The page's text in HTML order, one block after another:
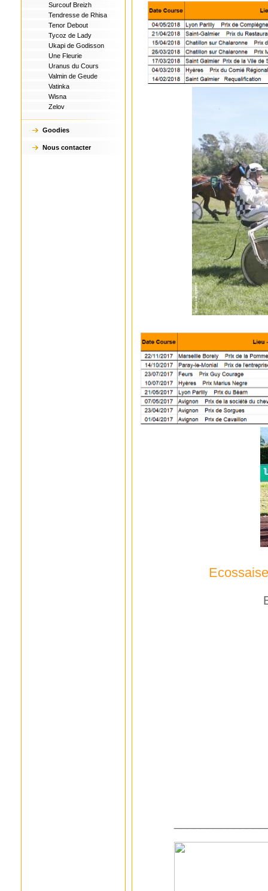
Surcouf Breizh
Tendresse de Rhisa
Tenor Debout
Tycoz de Lady
Ukapi de Godisson
Une Fleurie
Uranus du Cours
Valmin de Geude
Vatinka
Wisna
Zelov
Goodies
Nous contacter